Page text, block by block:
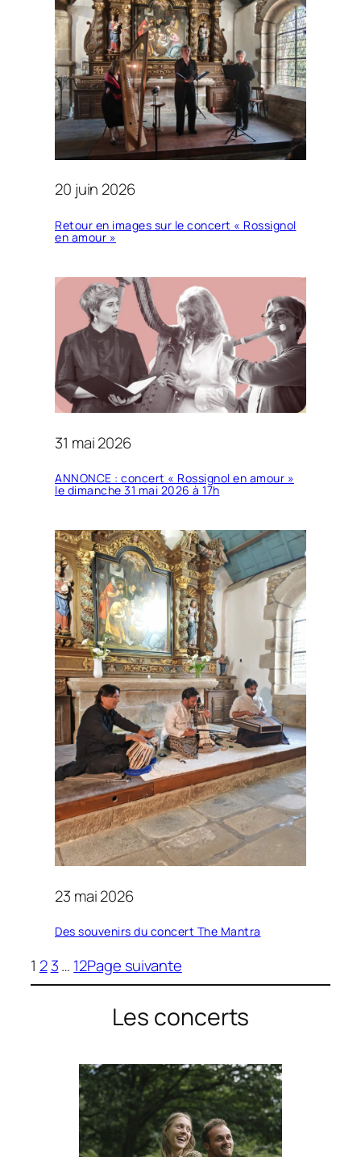
20 juin 2026
Retour en images sur le concert « Rossignol
en amour »
31 mai 2026
ANNONCE : concert « Rossignol en amour »
le dimanche 31 mai 2026 à 17h
23 mai 2026
Des souvenirs du concert The Mantra
1 2 3… 12Page suivante
Les concerts